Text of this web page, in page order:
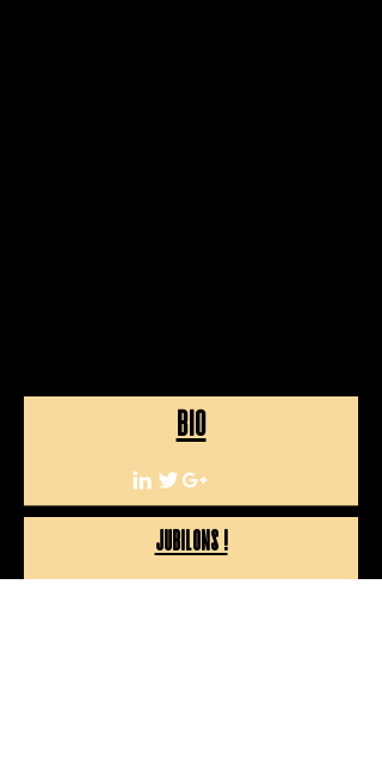
BIO
JUBILONS !